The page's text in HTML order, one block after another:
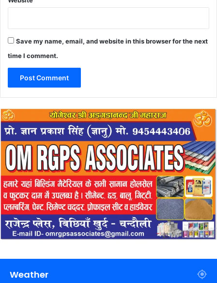
Save my name, email, and website in this browser for the next
time I comment.
Weather